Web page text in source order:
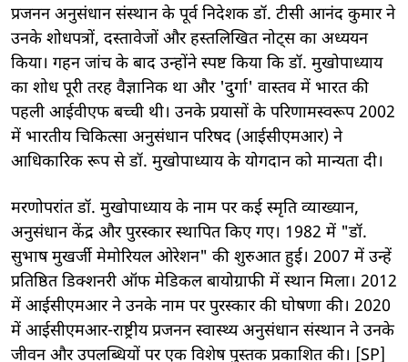
प्रजनन अनुसंधान संस्थान के पूर्व निदेशक डॉ. टीसी आनंद कुमार ने
उनके शोधपत्रों, दस्तावेजों और हस्तलिखित नोट्स का अध्ययन
किया। गहन जांच के बाद उन्होंने स्पष्ट किया कि डॉ. मुखोपाध्याय
का शोध पूरी तरह वैज्ञानिक था और 'दुर्गा' वास्तव में भारत की
पहली आईवीएफ बच्ची थी। उनके प्रयासों के परिणामस्वरूप 2002
में भारतीय चिकित्सा अनुसंधान परिषद (आईसीएमआर) ने
आधिकारिक रूप से डॉ. मुखोपाध्याय के योगदान को मान्यता दी।
मरणोपरांत डॉ. मुखोपाध्याय के नाम पर कई स्मृति व्याख्यान,
अनुसंधान केंद्र और पुरस्कार स्थापित किए गए। 1982 में "डॉ.
सुभाष मुखर्जी मेमोरियल ओरेशन" की शुरुआत हुई। 2007 में उन्हें
प्रतिष्ठित डिक्शनरी ऑफ मेडिकल बायोग्राफी में स्थान मिला। 2012
में आईसीएमआर ने उनके नाम पर पुरस्कार की घोषणा की। 2020
में आईसीएमआर-राष्ट्रीय प्रजनन स्वास्थ्य अनुसंधान संस्थान ने उनके
जीवन और उपलब्धियों पर एक विशेष पुस्तक प्रकाशित की। [SP]